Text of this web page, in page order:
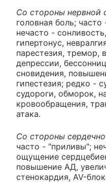
Со стороны нервной
головная боль;
нечасто -
гипертонус,
парестезия, тремор,
депрессии,
сновидения,
гипестезия; редко -
судороги, обморок,
кровообращения,
атака.
Со стороны
часто - "приливы";
ощущение
повышение АД,
стенокардия, AV-